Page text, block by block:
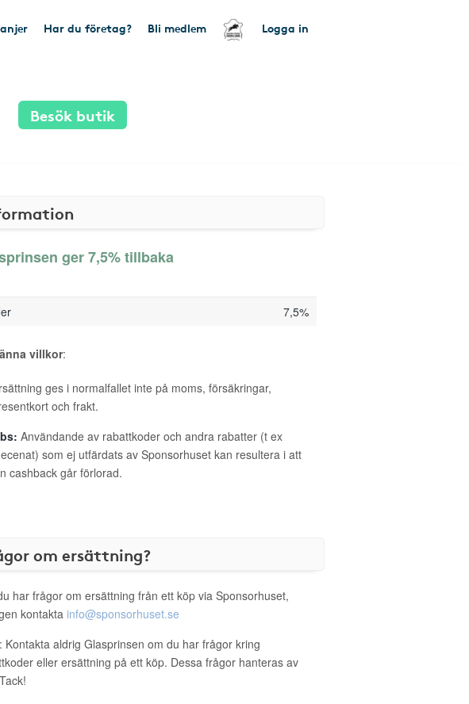
Har du företag? Bli medlem Logga in
Besök butik
ger 7,5% tillbaka
7,5%
villkor:
ges i normalfallet inte på moms, försäkringar,
och frakt.
Användande av rabattkoder och andra rabatter (t ex
som ej utfärdats av Sponsorhuset kan resultera i att
cashback går förlorad.
om ersättning?
har frågor om ersättning från ett köp via Sponsorhuset,
kontakta info@sponsorhuset.se
: Kontakta aldrig Glasprinsen om du har frågor kring
eller ersättning på ett köp. Dessa frågor hanteras av